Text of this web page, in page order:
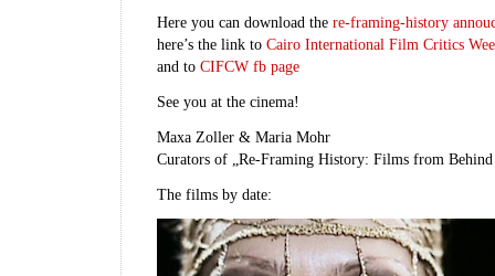
Here you can download the re-framing-history
here’s the link to Cairo International Film Critics
and to CIFCW fb page
See you at the cinema!
Maxa Zoller & Maria Mohr
Curators of „Re-Framing History: Films from
The films by date: